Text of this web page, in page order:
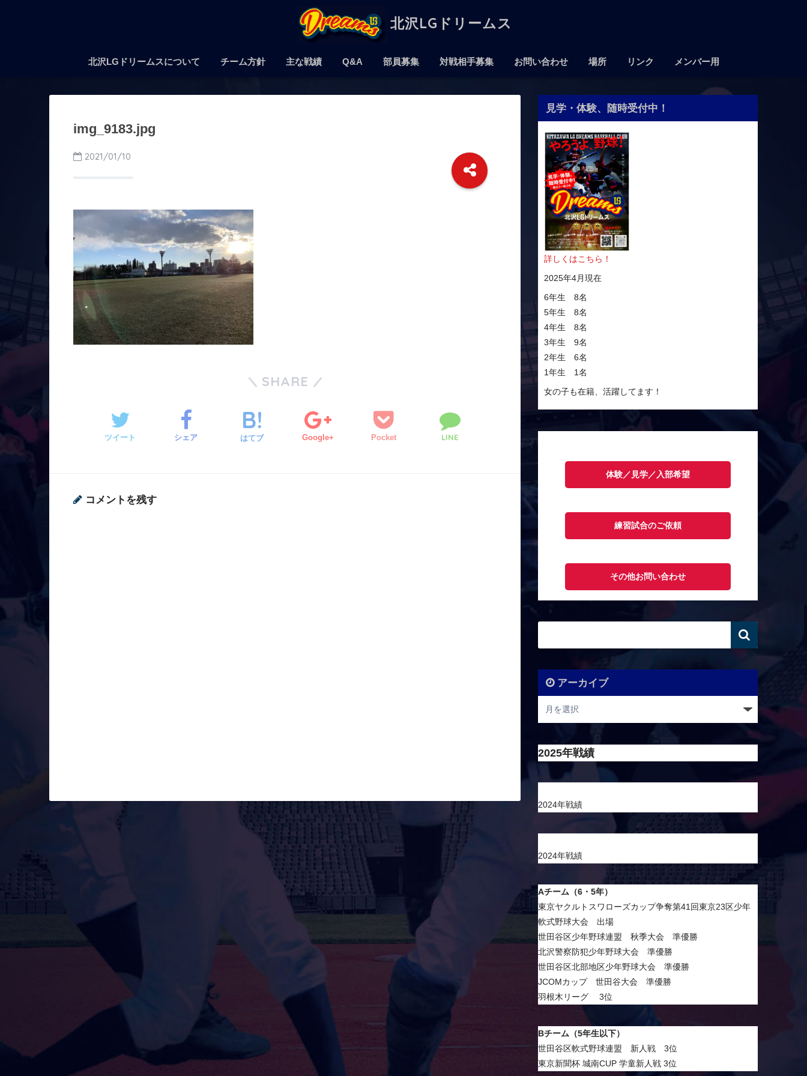
北沢LGドリームス
北沢LGドリームスについて チーム方針 主な戦績 Q&A 部員募集 対戦相手募集 お問い合わせ 場所 リンク メンバー用
img_9183.jpg
2021/01/10
SHARE
ツイート シェア はてブ Google+ Pocket LINE
コメントを残す
見学・体験、随時受付中！
詳しくはこちら！
2025年4月現在
6年生 8名
5年生 8名
4年生 8名
3年生 9名
2年生 6名
1年生 1名
女の子も在籍、活躍してます！
体験／見学／入部希望
練習試合のご依頼
その他お問い合わせ
アーカイブ
2025年戦績
2024年戦績
2024年戦績
Aチーム（6・5年）
東京ヤクルトスワローズカップ争奪第41回東京23区少年
軟式野球大会 出場
世田谷区少年野球連盟 秋季大会 準優勝
北沢警察防犯少年野球大会 準優勝
世田谷区北部地区少年野球大会 準優勝
JCOMカップ 世田谷大会 準優勝
羽根木リーグ 3位
Bチーム（5年生以下）
世田谷区軟式野球連盟 新人戦 3位
東京新聞杯 城南CUP 学童新人戦 3位